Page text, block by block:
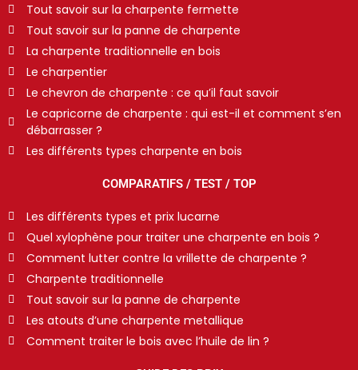
Tout savoir sur la charpente fermette
Tout savoir sur la panne de charpente
La charpente traditionnelle en bois
Le charpentier
Le chevron de charpente : ce qu’il faut savoir
Le capricorne de charpente : qui est-il et comment s’en
débarrasser ?
Les différents types charpente en bois
COMPARATIFS / TEST / TOP
Les différents types et prix lucarne
Quel xylophène pour traiter une charpente en bois ?
Comment lutter contre la vrillette de charpente ?
Charpente traditionnelle
Tout savoir sur la panne de charpente
Les atouts d’une charpente metallique
Comment traiter le bois avec l’huile de lin ?